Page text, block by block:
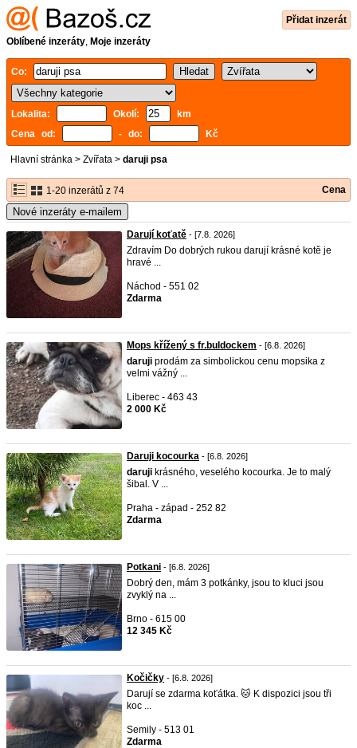
Přidat inzerát
Oblíbené inzeráty, Moje inzeráty
Co:
Lokalita: Okolí:
km
Cena od:
- do: Kč
Hlavní stránka > Zvířata > daruji psa
1-20 inzerátů z 74 Cena
Nové inzeráty e-mailem
Darují koťatě - [7.8. 2026]
Zdravím Do dobrých rukou darují krásné kotě je
hravé ...
Náchod - 551 02
Zdarma
Mops křížený s fr.buldockem - [6.8. 2026]
daruji prodám za simbolickou cenu mopsika z
velmi vážný ...
Liberec - 463 43
2 000 Kč
Daruji kocourka - [6.8. 2026]
daruji krásného, veselého kocourka. Je to malý
šibal. V ...
Praha - západ - 252 82
Zdarma
Potkani - [6.8. 2026]
Dobrý den, mám 3 potkánky, jsou to kluci jsou
zvyklý na ...
Brno - 615 00
12 345 Kč
Kočičky - [6.8. 2026]
Darují se zdarma koťátka. 🐱 K dispozici jsou tři
koc ...
Semily - 513 01
Zdarma